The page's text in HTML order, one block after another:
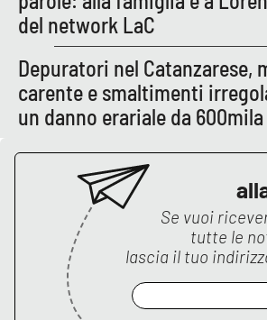
Destinazioni
Eventi
Food
NETWORK
Lacplay.it
del network LaC
Depuratori nel Catanzarese,
carente e smaltimenti
un danno erariale da
Se vuoi
tutte le
lascia il tuo